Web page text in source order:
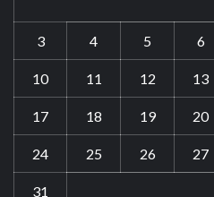
3 4 5 6
10 11 12 13
17 18 19 20
24 25 26 27
31